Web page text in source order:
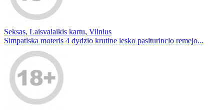
Seksas, Laisvalaikis kartu, Vilnius
Simpatiska moteris 4 dydzio krutine iesko pasiturincio remejo...